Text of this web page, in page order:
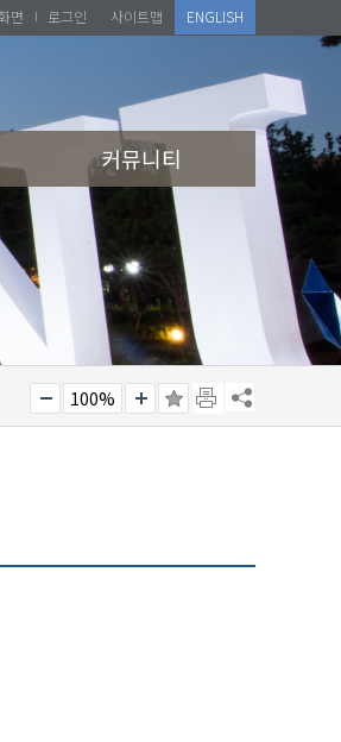
면 로그인 사이트맵 ENGLISH
커뮤니티
100%